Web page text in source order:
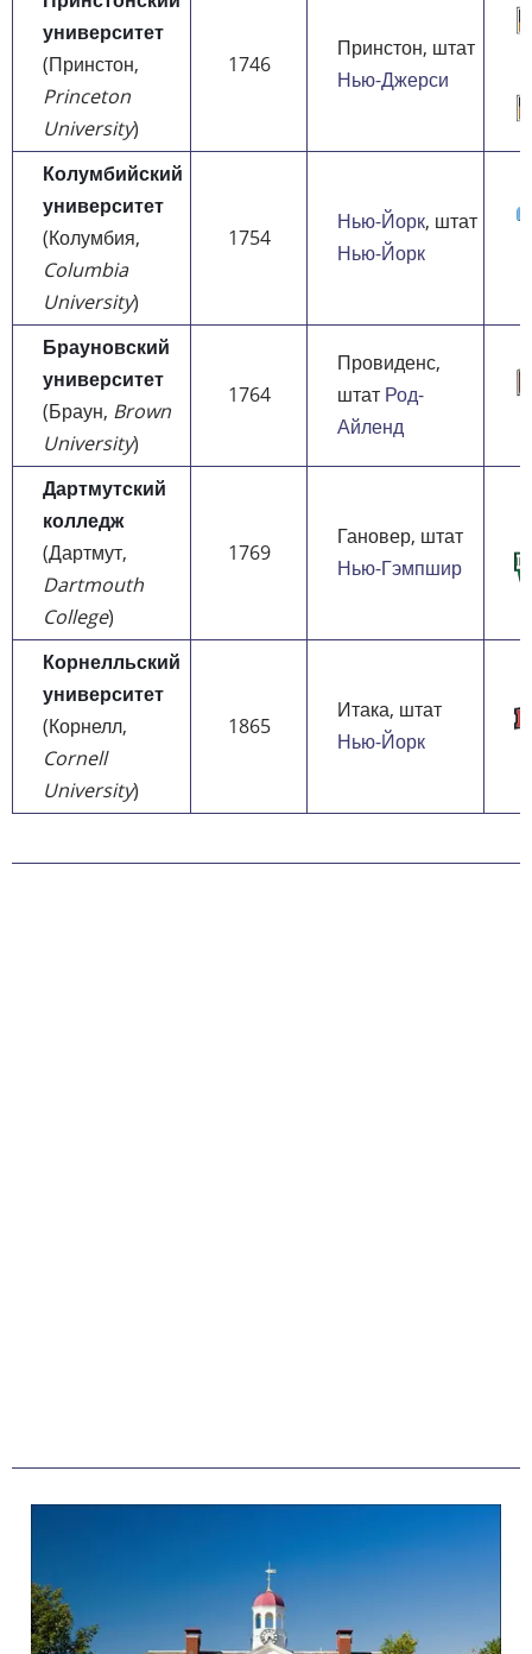
университет
(Принстон,
Princeton
University)
1746
Принстон, штат
Нью-Джерси
Колумбийский
университет
(Колумбия,
Columbia
University)
1754
Нью-Йорк, штат
Нью-Йорк
Брауновский
университет
(Браун, Brown
University)
1764
Провиденс,
штат Род-
Айленд
Дартмутский
колледж
(Дартмут,
Dartmouth
College)
1769
Гановер, штат
Нью-Гэмпшир
Корнелльский
университет
(Корнелл,
Cornell
University)
1865
Итака, штат
Нью-Йорк